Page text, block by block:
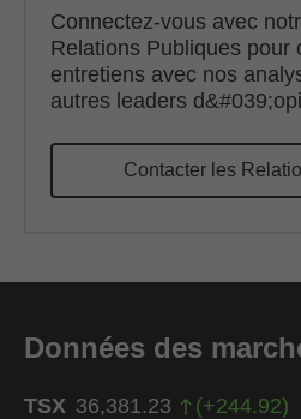
Connectez-vous avec
Relations Publiques pour
entretiens avec nos
autres leaders
Contacter les
Données des
TSX 36,381.23 (+244.92)